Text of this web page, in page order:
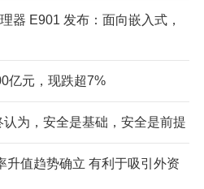
器 E901 发布：面向嵌入式，
亿元，现跌超7%
为，安全是基础，安全是前提
升值趋势确立 有利于吸引外资